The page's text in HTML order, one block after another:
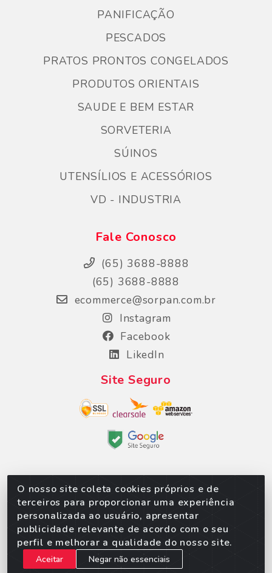
O nosso site coleta cookies próprios e de
terceiros para proporcionar uma experiência
personalizada ao usuário, apresentar
publicidade relevante de acordo com o seu
perfil e melhorar a qualidade do nosso site.
Aceitar
Negar não essenciais
PANIFICAÇÃO
PESCADOS
PRATOS PRONTOS CONGELADOS
PRODUTOS ORIENTAIS
SAUDE E BEM ESTAR
SORVETERIA
SÚINOS
UTENSÍLIOS E ACESSÓRIOS
VD - INDUSTRIA
Fale Conosco
(65) 3688-8888
(65) 3688-8888
ecommerce@sorpan.com.br
Instagram
Facebook
LikedIn
Site Seguro
Sorpan - Rodovia dos Imigrantes, Lote 06, São
Matheus, Várzea Grande/MT – CEP 78152-135 -
CNPJ 02.623.537/0010-24